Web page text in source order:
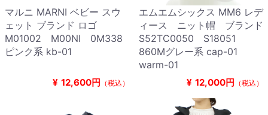
マルニ MARNI ベビー スウ
ェット ブランド ロゴ
M01002 M00NI 0M338
ピンク系 kb-01
¥ 12,600円 （税込）
エムエムシックス MM6 レデ
ィース ニット帽 ブランド
S52TC0050 S18051
860Mグレー系 cap-01
warm-01
¥ 12,000円 （税込）